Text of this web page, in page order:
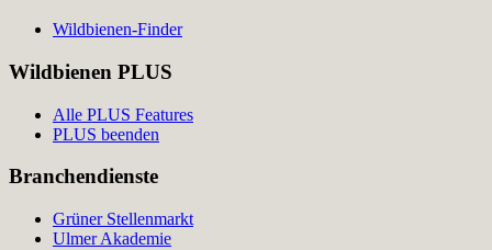
Wildbienen-Finder
Wildbienen PLUS
Alle PLUS Features
PLUS beenden
Branchendienste
Grüner Stellenmarkt
Ulmer Akademie